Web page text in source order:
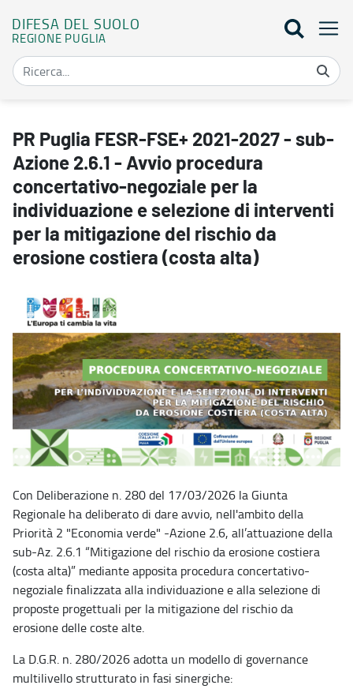
DIFESA DEL SUOLO
REGIONE PUGLIA
PR Puglia FESR-FSE+ 2021-2027 - sub-
Azione 2.6.1 - Avvio procedura
concertativo-negoziale per la
individuazione e selezione di interventi
per la mitigazione del rischio da
erosione costiera (costa alta)
Con Deliberazione n. 280 del 17/03/2026 la Giunta
Regionale ha deliberato di dare avvio, nell'ambito della
Priorità 2 "Economia verde" -Azione 2.6, all’attuazione della
sub-Az. 2.6.1 “Mitigazione del rischio da erosione costiera
(costa alta)” mediante apposita procedura concertativo-
negoziale finalizzata alla individuazione e alla selezione di
proposte progettuali per la mitigazione del rischio da
erosione delle coste alte.
La D.G.R. n. 280/2026 adotta un modello di governance
multilivello strutturato in fasi sinergiche: